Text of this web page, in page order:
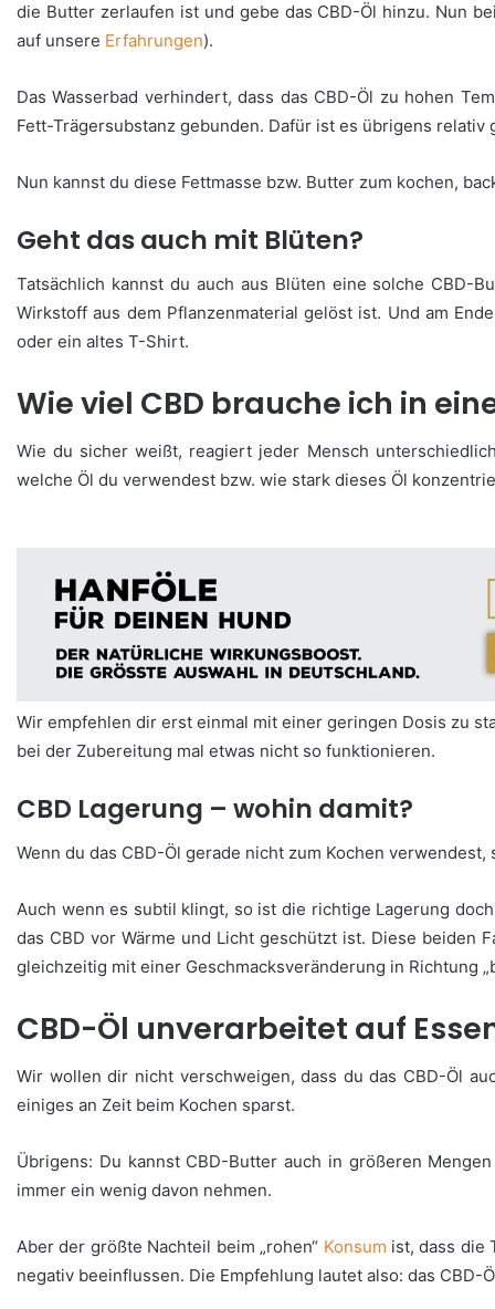
die Butter zerlaufen ist und gebe das CBD-Öl hinzu. Nun
auf unsere Erfahrungen).
Das Wasserbad verhindert, dass das CBD-Öl zu hohen
Fett-Trägersubstanz gebunden. Dafür ist es übrigens
Nun kannst du diese Fettmasse bzw. Butter zum kochen,
Geht das auch mit Blüten?
Tatsächlich kannst du auch aus Blüten eine solche CBD-
Wirkstoff aus dem Pflanzenmaterial gelöst ist. Und am
oder ein altes T-Shirt.
Wie viel CBD brauche ich in
Wie du sicher weißt, reagiert jeder Mensch
welche Öl du verwendest bzw. wie stark dieses Öl
Wir empfehlen dir erst einmal mit einer geringen Dosis zu
bei der Zubereitung mal etwas nicht so funktionieren.
CBD Lagerung – wohin damit?
Wenn du das CBD-Öl gerade nicht zum Kochen
Auch wenn es subtil klingt, so ist die richtige Lagerung
das CBD vor Wärme und Licht geschützt ist. Diese beiden
gleichzeitig mit einer Geschmacksveränderung in Richtung
CBD-Öl unverarbeitet auf
Wir wollen dir nicht verschweigen, dass du das CBD-Öl
einiges an Zeit beim Kochen sparst.
Übrigens: Du kannst CBD-Butter auch in größeren
immer ein wenig davon nehmen.
Aber der größte Nachteil beim „rohen“ Konsum ist, dass die
negativ beeinflussen. Die Empfehlung lautet also: das